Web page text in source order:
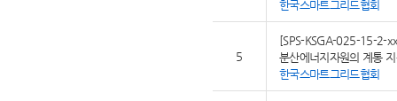
한국스마트그리드협회
5
[SPS-KSGA-025-15-2-
분산에너지자원의 계통
한국스마트그리드협회